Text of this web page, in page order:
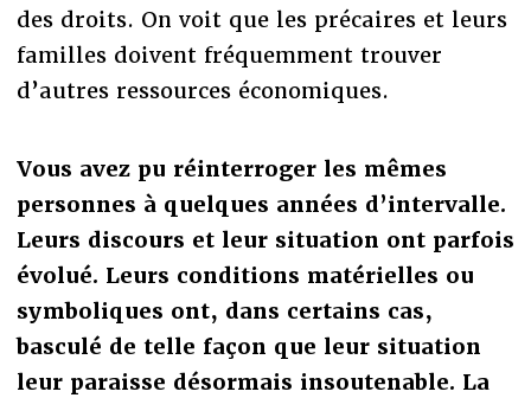
des droits. On voit que les précaires et leurs
familles doivent fréquemment trouver
d’autres ressources économiques.
Vous avez pu réinterroger les mêmes
personnes à quelques années d’intervalle.
Leurs discours et leur situation ont parfois
évolué. Leurs conditions matérielles ou
symboliques ont, dans certains cas,
basculé de telle façon que leur situation
leur paraisse désormais insoutenable. La